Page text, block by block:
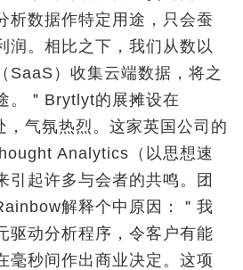
析数据作特定用途，只会蚕
润。相比之下，我们从数以
SaaS）收集云端数据，将之
。＂Brytlyt的展摊设在
气氛热烈。这家英国公司的
Analytics（以思想速
引起许多与会者的共鸣。团
解释个中原因：＂我
驱动分析程序，令客户有能
毫秒间作出商业决定。这项